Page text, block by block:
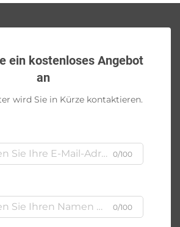
ein kostenloses Angebot
an
wird Sie in Kürze kontaktieren.
0/100
0/100